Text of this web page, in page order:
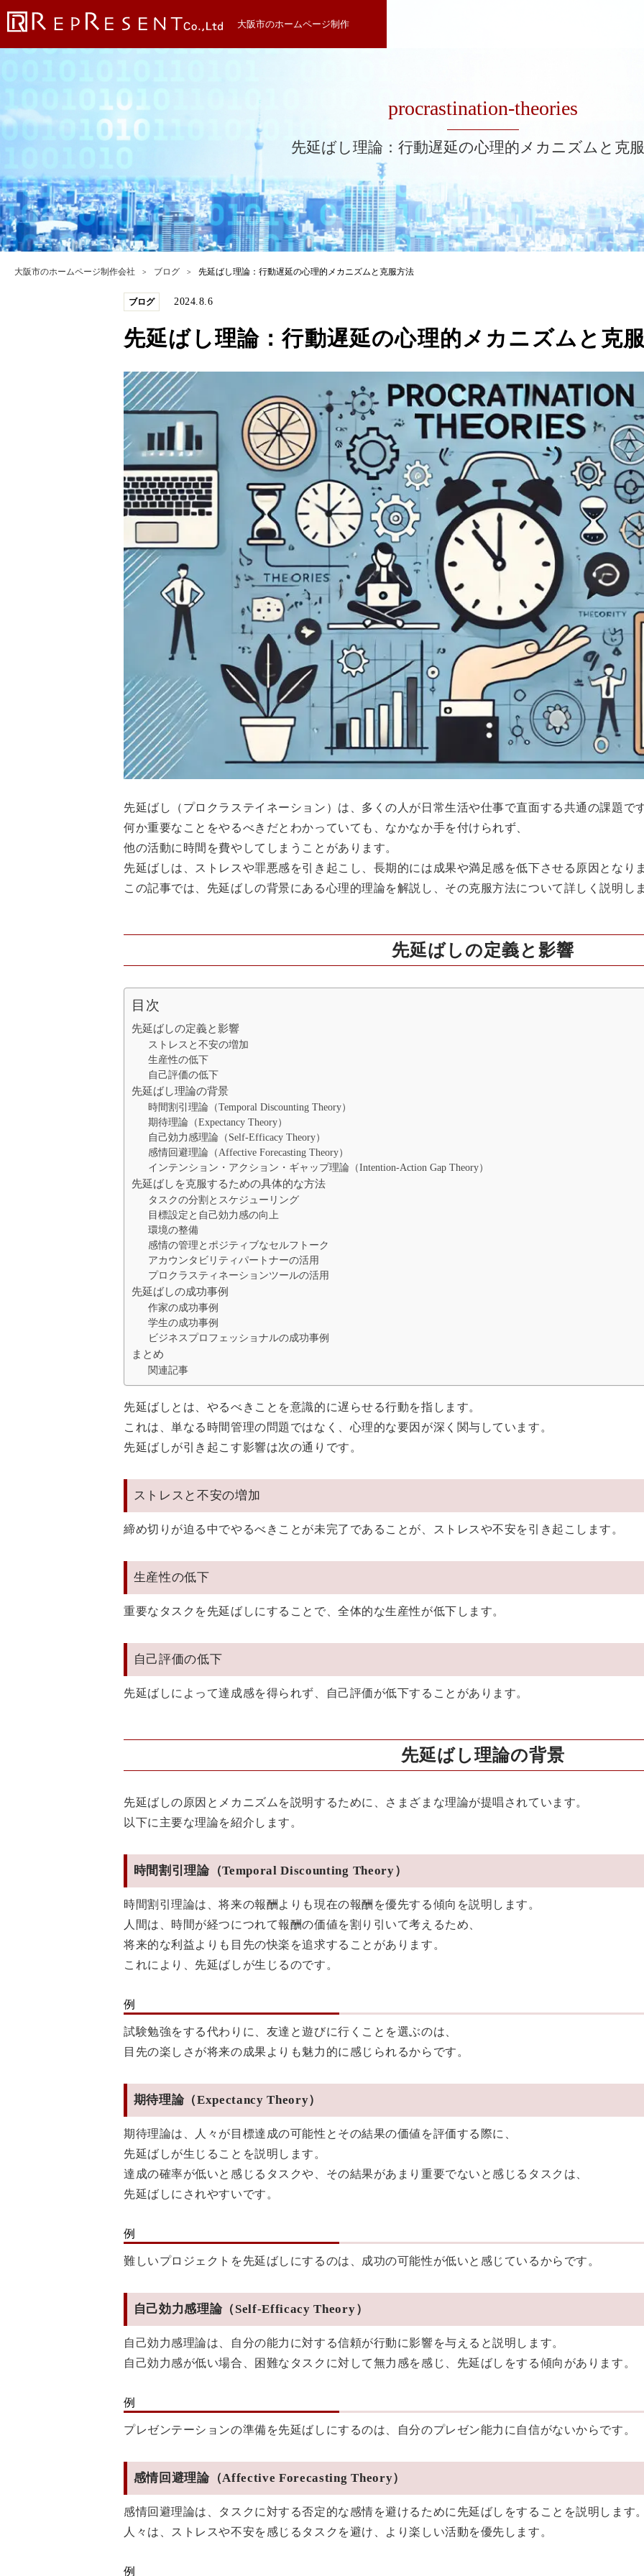
大阪市のホームページ制作
procrastination-theories
先延ばし理論：行動遅延の心理的メカニズムと克
大阪市のホームページ制作会社 ブログ 先延ばし理論：行動遅延の心理的メカニズムと克服方法
ブログ 2024.8.6
先延ばし理論：行動遅延の心理的メカニズムと克
先延ばし（プロクラステイネーション）は、多くの人が日常生活や仕事で直面する共通の課題で
何か重要なことをやるべきだとわかっていても、なかなか手を付けられず、
他の活動に時間を費やしてしまうことがあります。
先延ばしは、ストレスや罪悪感を引き起こし、長期的には成果や満足感を低下させる原因となり
この記事では、先延ばしの背景にある心理的理論を解説し、その克服方法について詳しく説明し
先延ばしの定義と影響
目次
先延ばしの定義と影響
ストレスと不安の増加
生産性の低下
自己評価の低下
先延ばし理論の背景
時間割引理論（Temporal Discounting Theory）
期待理論（Expectancy Theory）
自己効力感理論（Self-Efficacy Theory）
感情回避理論（Affective Forecasting Theory）
インテンション・アクション・ギャップ理論（Intention-Action Gap Theory）
先延ばしを克服するための具体的な方法
タスクの分割とスケジューリング
目標設定と自己効力感の向上
環境の整備
感情の管理とポジティブなセルフトーク
アカウンタビリティパートナーの活用
プロクラスティネーションツールの活用
先延ばしの成功事例
作家の成功事例
学生の成功事例
ビジネスプロフェッショナルの成功事例
まとめ
関連記事
先延ばしとは、やるべきことを意識的に遅らせる行動を指します。
これは、単なる時間管理の問題ではなく、心理的な要因が深く関与しています。
先延ばしが引き起こす影響は次の通りです。
ストレスと不安の増加
締め切りが迫る中でやるべきことが未完了であることが、ストレスや不安を引き起こします。
生産性の低下
重要なタスクを先延ばしにすることで、全体的な生産性が低下します。
自己評価の低下
先延ばしによって達成感を得られず、自己評価が低下することがあります。
先延ばし理論の背景
先延ばしの原因とメカニズムを説明するために、さまざまな理論が提唱されています。
以下に主要な理論を紹介します。
時間割引理論（Temporal Discounting Theory）
時間割引理論は、将来の報酬よりも現在の報酬を優先する傾向を説明します。
人間は、時間が経つにつれて報酬の価値を割り引いて考えるため、
将来的な利益よりも目先の快楽を追求することがあります。
これにより、先延ばしが生じるのです。
例
試験勉強をする代わりに、友達と遊びに行くことを選ぶのは、
目先の楽しさが将来の成果よりも魅力的に感じられるからです。
期待理論（Expectancy Theory）
期待理論は、人々が目標達成の可能性とその結果の価値を評価する際に、
先延ばしが生じることを説明します。
達成の確率が低いと感じるタスクや、その結果があまり重要でないと感じるタスクは、
先延ばしにされやすいです。
例
難しいプロジェクトを先延ばしにするのは、成功の可能性が低いと感じているからです。
自己効力感理論（Self-Efficacy Theory）
自己効力感理論は、自分の能力に対する信頼が行動に影響を与えると説明します。
自己効力感が低い場合、困難なタスクに対して無力感を感じ、先延ばしをする傾向があります。
例
プレゼンテーションの準備を先延ばしにするのは、自分のプレゼン能力に自信がないからです。
感情回避理論（Affective Forecasting Theory）
感情回避理論は、タスクに対する否定的な感情を避けるために先延ばしをすることを説明します
人々は、ストレスや不安を感じるタスクを避け、より楽しい活動を優先します。
例